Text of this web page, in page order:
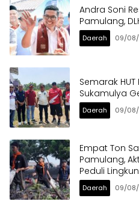
Andra Soni
Pamulang,
Daerah 09/
Semarak
Sukamulya
Daerah 09/
Empat Ton
Pamulang,
Peduli
Daerah 09/